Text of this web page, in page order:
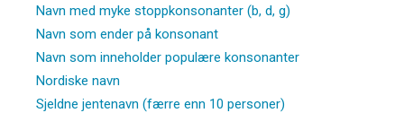
Navn med myke stoppkonsonanter (b, d, g)
Navn som ender på konsonant
Navn som inneholder populære konsonanter
Nordiske navn
Sjeldne jentenavn (færre enn 10 personer)